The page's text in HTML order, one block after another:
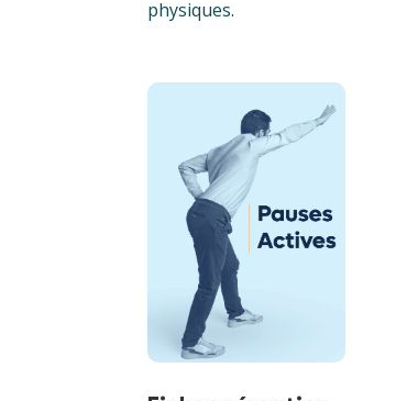
physiques.